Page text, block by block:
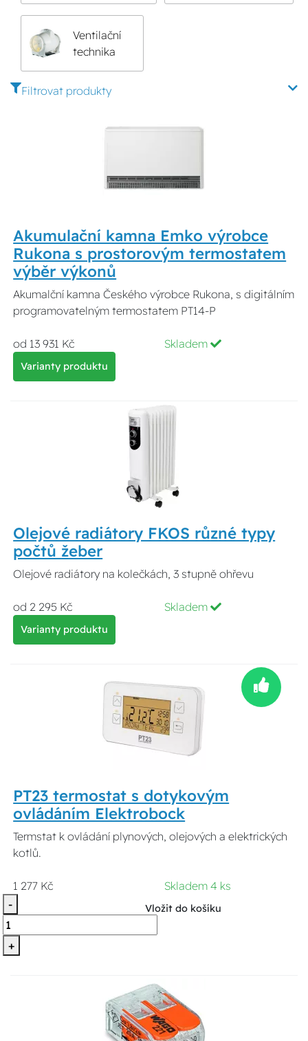
Ventilační
technika
Filtrovat produkty
Akumulační kamna Emko výrobce
Rukona s prostorovým termostatem
výběr výkonů
Akumalční kamna Českého výrobce Rukona, s digitálním
programovatelným termostatem PT14-P
od 13 931 Kč Skladem
Varianty produktu
Olejové radiátory FKOS různé typy
počtů žeber
Olejové radiátory na kolečkách, 3 stupně ohřevu
od 2 295 Kč Skladem
Varianty produktu
PT23 termostat s dotykovým
ovládáním Elektrobock
Termstat k ovládání plynových, olejových a elektrických
kotlů.
1 277 Kč
Skladem 4 ks
-
+
Vložit do košíku